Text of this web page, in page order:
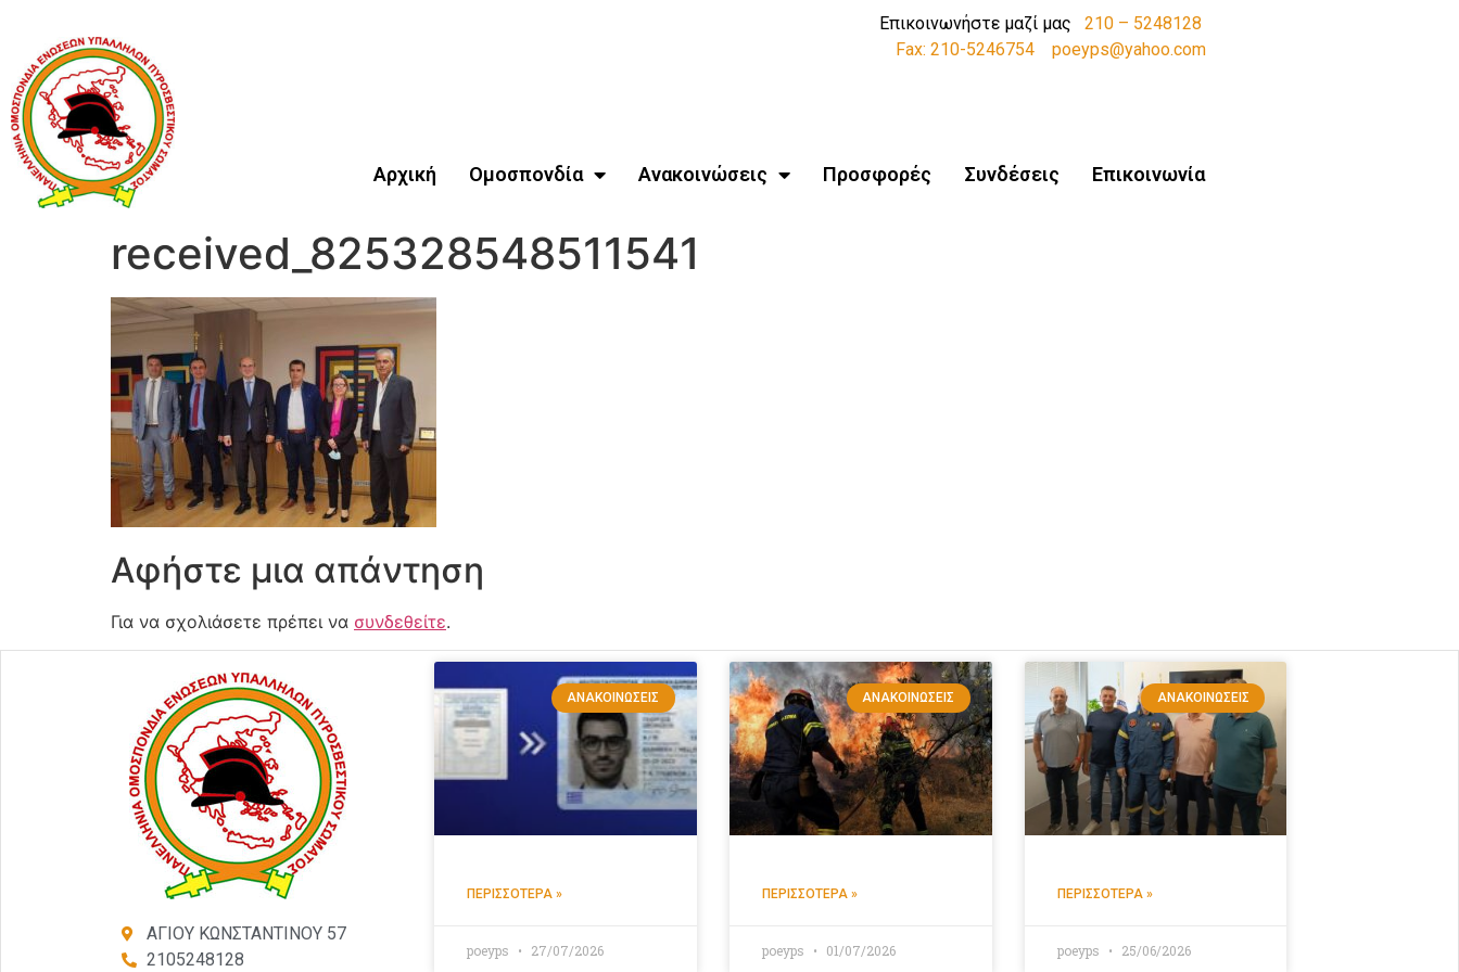
Επικοινωνήστε μαζί μας 210 – 5248128
Fax: 210-5246754
poeyps@yahoo.com
Αρχική Ομοσπονδία Ανακοινώσεις Προσφορές Συνδέσεις Επικοινωνία
received_825328548511541
Αφήστε μια απάντηση
Για να σχολιάσετε πρέπει να συνδεθείτε.
ΑΓΙΟΥ ΚΩΝΣΤΑΝΤΙΝΟΥ 57
2105248128
ΑΝΑΚΟΙΝΏΣΕΙΣ
ΠΕΡΙΣΣΌΤΕΡΑ »
poeyps 27/07/2026
ΑΝΑΚΟΙΝΏΣΕΙΣ
ΠΕΡΙΣΣΌΤΕΡΑ »
poeyps 01/07/2026
ΑΝΑΚΟΙΝΏΣΕΙΣ
ΠΕΡΙΣΣΌΤΕΡΑ »
poeyps 25/06/2026